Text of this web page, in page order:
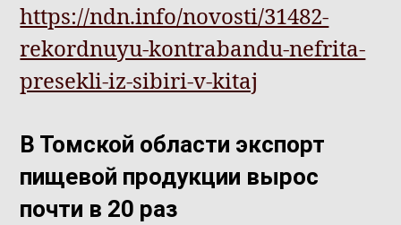
https://ndn.info/novosti/31482-
rekordnuyu-kontrabandu-nefrita-
presekli-iz-sibiri-v-kitaj
В Томской области экспорт
пищевой продукции вырос
почти в 20 раз